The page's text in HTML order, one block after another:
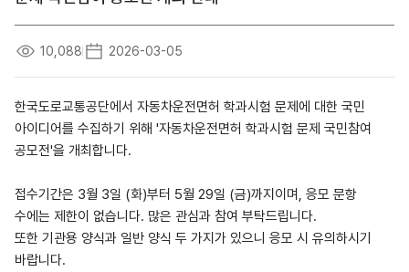
10,088 2026-03-05
한국도로교통공단에서 자동차운전면허 학과시험 문제에 대한 국민
아이디어를 수집하기 위해 '자동차운전면허 학과시험 문제 국민참여
공모전'을 개최합니다.
접수기간은 3월 3일 (화)부터 5월 29일 (금)까지이며, 응모 문항
수에는 제한이 없습니다. 많은 관심과 참여 부탁드립니다.
또한 기관용 양식과 일반 양식 두 가지가 있으니 응모 시 유의하시기
바랍니다.